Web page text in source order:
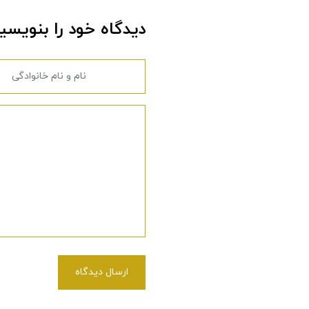
دیدگاه خود را
ارسال دیدگاه